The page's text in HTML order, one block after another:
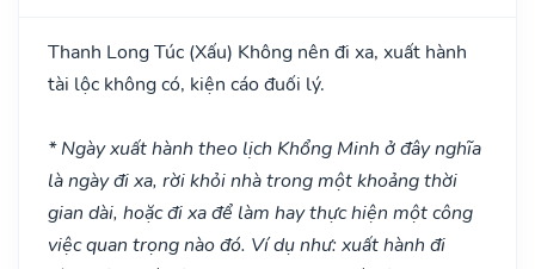
Thanh Long Túc (Xấu) Không nên đi xa, xuất hành
tài lộc không có, kiện cáo đuối lý.
* Ngày xuất hành theo lịch Khổng Minh ở đây nghĩa
là ngày đi xa, rời khỏi nhà trong một khoảng thời
gian dài, hoặc đi xa để làm hay thực hiện một công
việc quan trọng nào đó. Ví dụ như: xuất hành đi